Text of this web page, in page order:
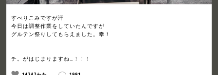
すべりこみですが汗
今日は調整作業をしていたんですが
グルテン祭りしてもらえました。幸！
チ。がはじまりますね…！！！